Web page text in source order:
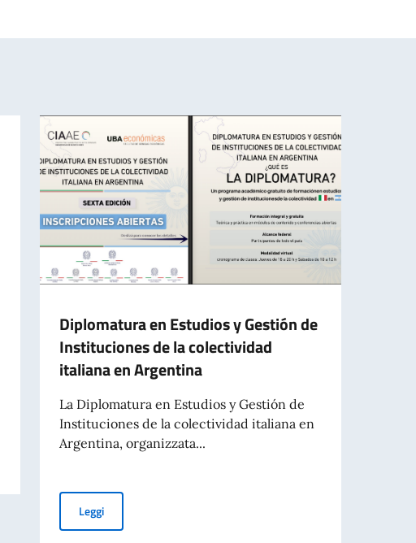
Diplomatura en Estudios y Gestión de
Instituciones de la colectividad
italiana en Argentina
La Diplomatura en Estudios y Gestión de
Instituciones de la colectividad italiana en
Argentina, organizzata...
LeggiDiplomatura en Estudios y Gestión de Instituciones de la